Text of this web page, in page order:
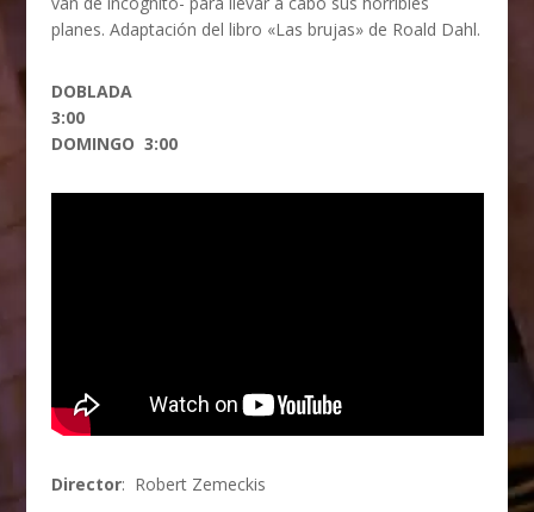
planes. Adaptación del libro «Las brujas» de Roald Dahl.
DOBLADA
3:00
DOMINGO 3:00
Director: Robert Zemeckis